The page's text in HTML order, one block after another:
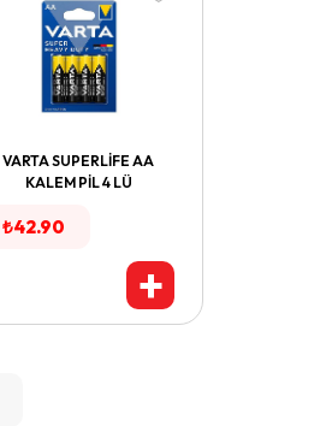
VARTA SUPERLİFE AA
KALEM PİL 4 LÜ
₺42.90
+